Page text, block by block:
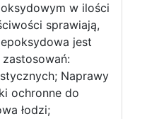
w ilości
sprawiają,
jest
Naprawy
ochronne do
łodzi;